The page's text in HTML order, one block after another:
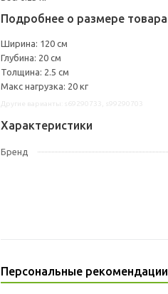
Подробнее о размере товара
Ширина: 120 см
Глубина: 20 см
Толщина: 2.5 см
Макс нагрузка: 20 кг
Характеристики
Бренд
Персональные рекомендации